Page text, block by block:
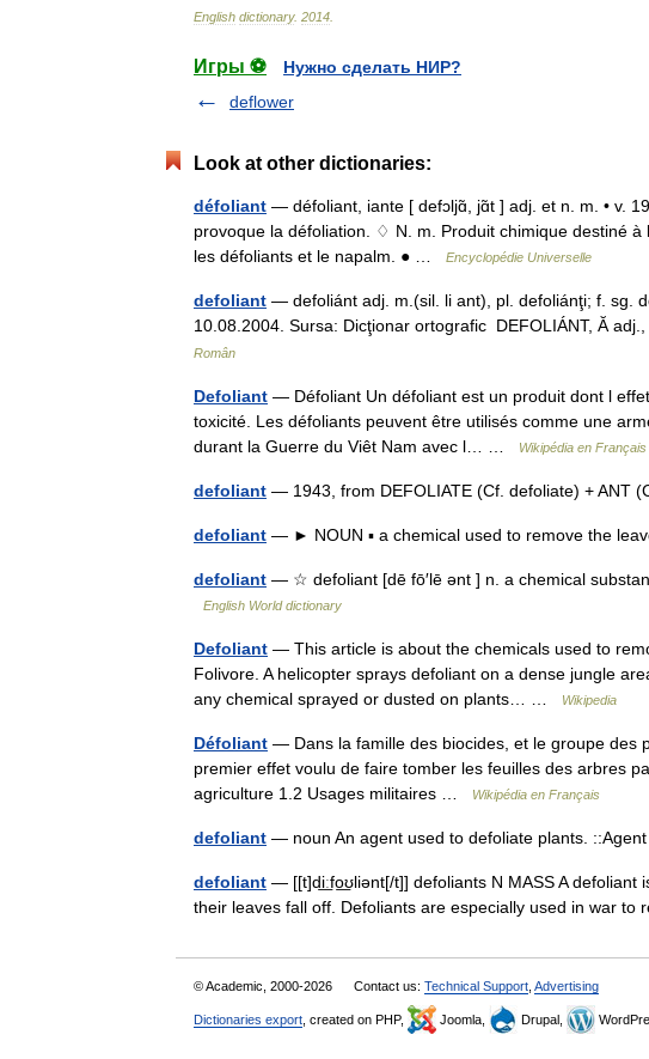
English dictionary. 2014
Игры ⚽
Нужно сделать НИР?
deflower
Look at other dictionaries:
défoliant — défoliant, iante [ defɔljɑ̃, jɑ̃t ] adj. et n. m. • v.
provoque la défoliation. ♢ N. m. Produit chimique destiné
les défoliants et le napalm. ● …
Encyclopédie Universelle
defoliant — defoliánt adj. m.(sil. li ant), pl. defoliánţi; f. sg.
10.08.2004. Sursa: Dicţionar ortografic DEFOLIÁNT, Ă
Român
Defoliant — Défoliant Un défoliant est un produit dont l
toxicité. Les défoliants peuvent être utilisés comme une
durant la Guerre du Viêt Nam avec l… …
Wikipédia en Français
defoliant — 1943, from DEFOLIATE (Cf. defoliate) + ANT
defoliant — ► NOUN ▪ a chemical used to remove the
defoliant — ☆ defoliant [dē fō′lē ənt ] n. a chemical
English World dictionary
Defoliant — This article is about the chemicals used to
Folivore. A helicopter sprays defoliant on a dense jungle
any chemical sprayed or dusted on plants… …
Wikipedia
Défoliant — Dans la famille des biocides, et le groupe des
premier effet voulu de faire tomber les feuilles des arbres
agriculture 1.2 Usages militaires …
Wikipédia en Français
defoliant — noun An agent used to defoliate plants.
defoliant — [[t]di͟ːfo͟ʊliənt[/t]] defoliants N MASS A
their leaves fall off. Defoliants are especially used in war
© Academic, 2000-2026 Contact us: Technical Support Advertising
Dictionaries export , created on PHP, Joomla, Drupal,